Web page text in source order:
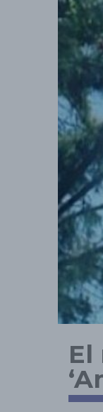
El